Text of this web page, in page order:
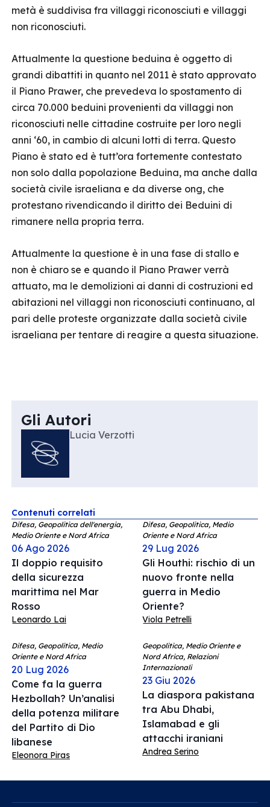
metà è suddivisa fra villaggi riconosciuti e villaggi
non riconosciuti.
Attualmente la questione beduina è oggetto di
grandi dibattiti in quanto nel 2011 è stato approvato
il Piano Prawer, che prevedeva lo spostamento di
circa 70.000 beduini provenienti da villaggi non
riconosciuti nelle cittadine costruite per loro negli
anni ‘60, in cambio di alcuni lotti di terra. Questo
Piano è stato ed è tutt’ora fortemente contestato
non solo dalla popolazione Beduina, ma anche dalla
società civile israeliana e da diverse ong, che
protestano rivendicando il diritto dei Beduini di
rimanere nella propria terra.
Attualmente la questione è in una fase di stallo e
non è chiaro se e quando il Piano Prawer verrà
attuato, ma le demolizioni ai danni di costruzioni ed
abitazioni nel villaggi non riconosciuti continuano, al
pari delle proteste organizzate dalla società civile
israeliana per tentare di reagire a questa situazione.
Gli Autori
Lucia Verzotti
Contenuti correlati
Difesa, Geopolitica dell'energia,
Medio Oriente e Nord Africa
06 Ago 2026
Il doppio requisito
della sicurezza
marittima nel Mar
Rosso
Leonardo Lai
Difesa, Geopolitica, Medio
Oriente e Nord Africa
29 Lug 2026
Gli Houthi: rischio di un
nuovo fronte nella
guerra in Medio
Oriente?
Viola Petrelli
Difesa, Geopolitica, Medio
Oriente e Nord Africa
20 Lug 2026
Come fa la guerra
Hezbollah? Un’analisi
della potenza militare
del Partito di Dio
libanese
Eleonora Piras
Geopolitica, Medio Oriente e
Nord Africa, Relazioni
Internazionali
23 Giu 2026
La diaspora pakistana
tra Abu Dhabi,
Islamabad e gli
attacchi iraniani
Andrea Serino